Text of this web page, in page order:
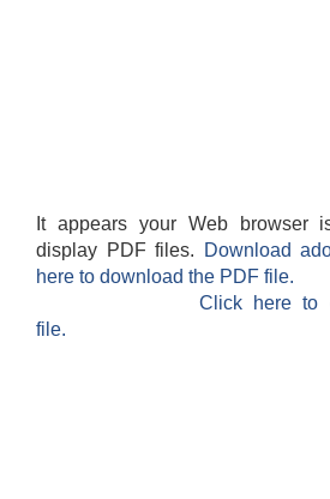
It appears your Web browser
display PDF files.
Download
here to download the PDF file.
Click here to
file.